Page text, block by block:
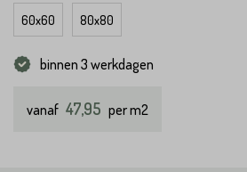
60x60 80x80
binnen 3 werkdagen
vanaf 47,95 per m2